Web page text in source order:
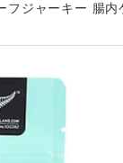
フジャーキー 腸内